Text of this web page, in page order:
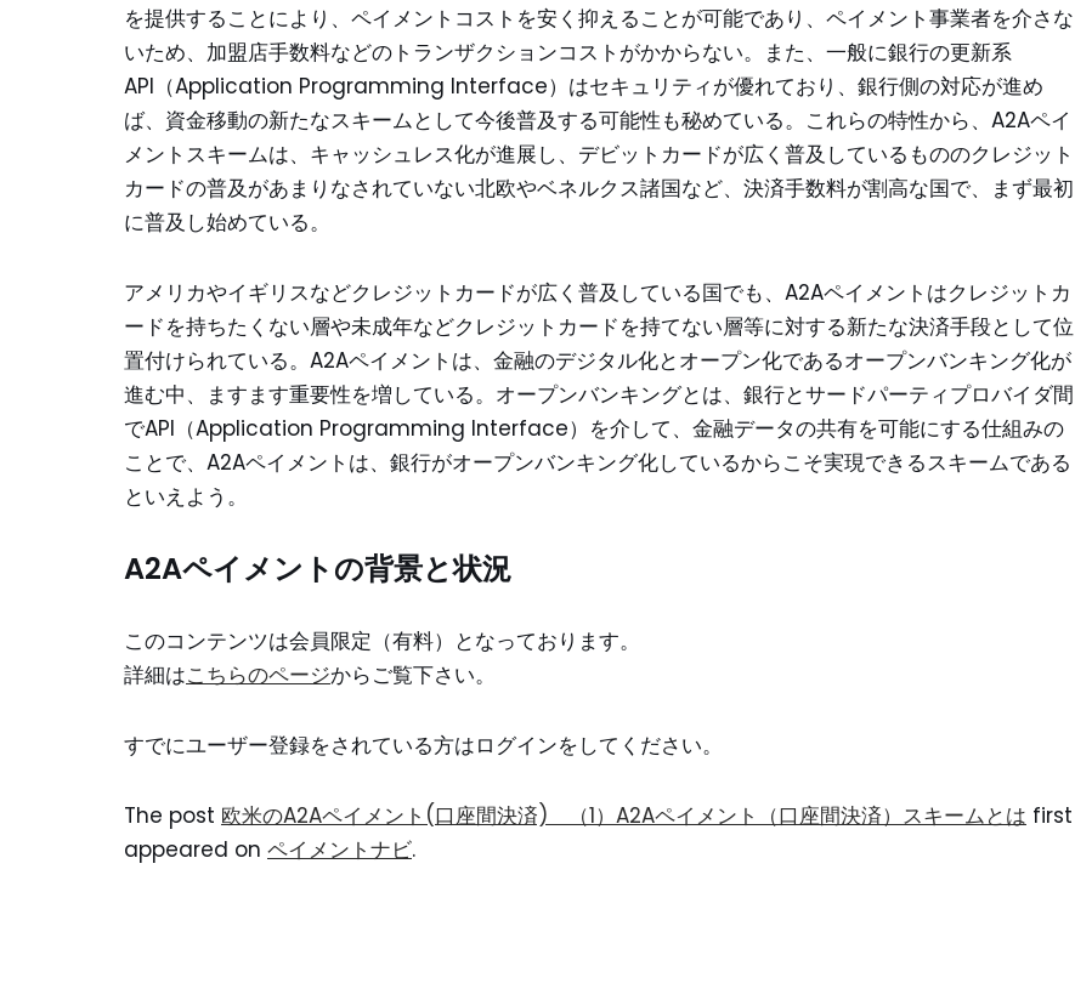
を提供することにより、ペイメントコストを安く抑えることが可能であり、ペイメント事業者を介さな
いため、加盟店手数料などのトランザクションコストがかからない。また、一般に銀行の更新系
API（Application Programming Interface）はセキュリティが優れており、銀行側の対応が進め
ば、資金移動の新たなスキームとして今後普及する可能性も秘めている。これらの特性から、A2Aペイ
メントスキームは、キャッシュレス化が進展し、デビットカードが広く普及しているもののクレジット
カードの普及があまりなされていない北欧やベネルクス諸国など、決済手数料が割高な国で、まず最初
に普及し始めている。
アメリカやイギリスなどクレジットカードが広く普及している国でも、A2Aペイメントはクレジットカ
ードを持ちたくない層や未成年などクレジットカードを持てない層等に対する新たな決済手段として位
置付けられている。A2Aペイメントは、金融のデジタル化とオープン化であるオープンバンキング化が
進む中、ますます重要性を増している。オープンバンキングとは、銀行とサードパーティプロバイダ間
でAPI（Application Programming Interface）を介して、金融データの共有を可能にする仕組みの
ことで、A2Aペイメントは、銀行がオープンバンキング化しているからこそ実現できるスキームである
といえよう。
A2Aペイメントの背景と状況
このコンテンツは会員限定（有料）となっております。
詳細はこちらのページからご覧下さい。
すでにユーザー登録をされている方はログインをしてください。
The post 欧米のA2Aペイメント(口座間決済) （1）A2Aペイメント（口座間決済）スキームとは first
appeared on ペイメントナビ.